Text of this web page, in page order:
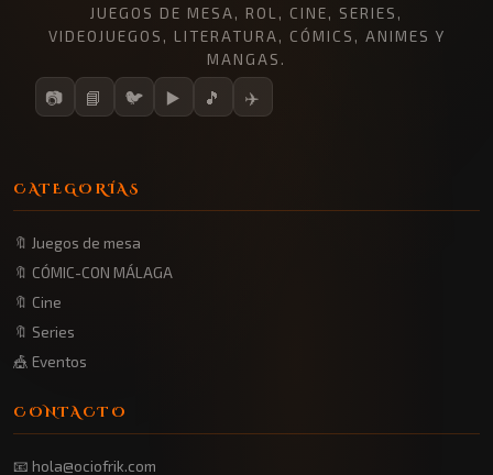
JUEGOS DE MESA, ROL, CINE, SERIES,
VIDEOJUEGOS, LITERATURA, CÓMICS, ANIMES Y
MANGAS.
📷 📘 🐦 ▶️ 🎵 ✈️
CATEGORÍAS
🔖 Juegos de mesa
🔖 CÓMIC-CON MÁLAGA
🔖 Cine
🔖 Series
🎪 Eventos
CONTACTO
📧 hola@ociofrik.com